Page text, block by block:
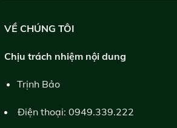
VỀ CHÚNG TÔI
Chịu trách nhiệm nội dung
Trịnh Bảo
Điện thoại: 0949.339.222